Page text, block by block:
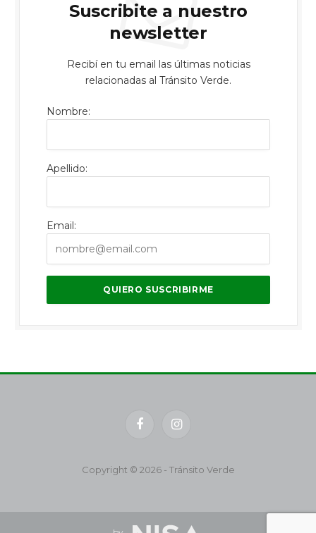
Suscribite a nuestro
newsletter
Recibí en tu email las últimas noticias
relacionadas al Tránsito Verde.
Nombre:
Apellido:
Email:
FacebookInstagram
Copyright © 2026 - Tránsito Verde